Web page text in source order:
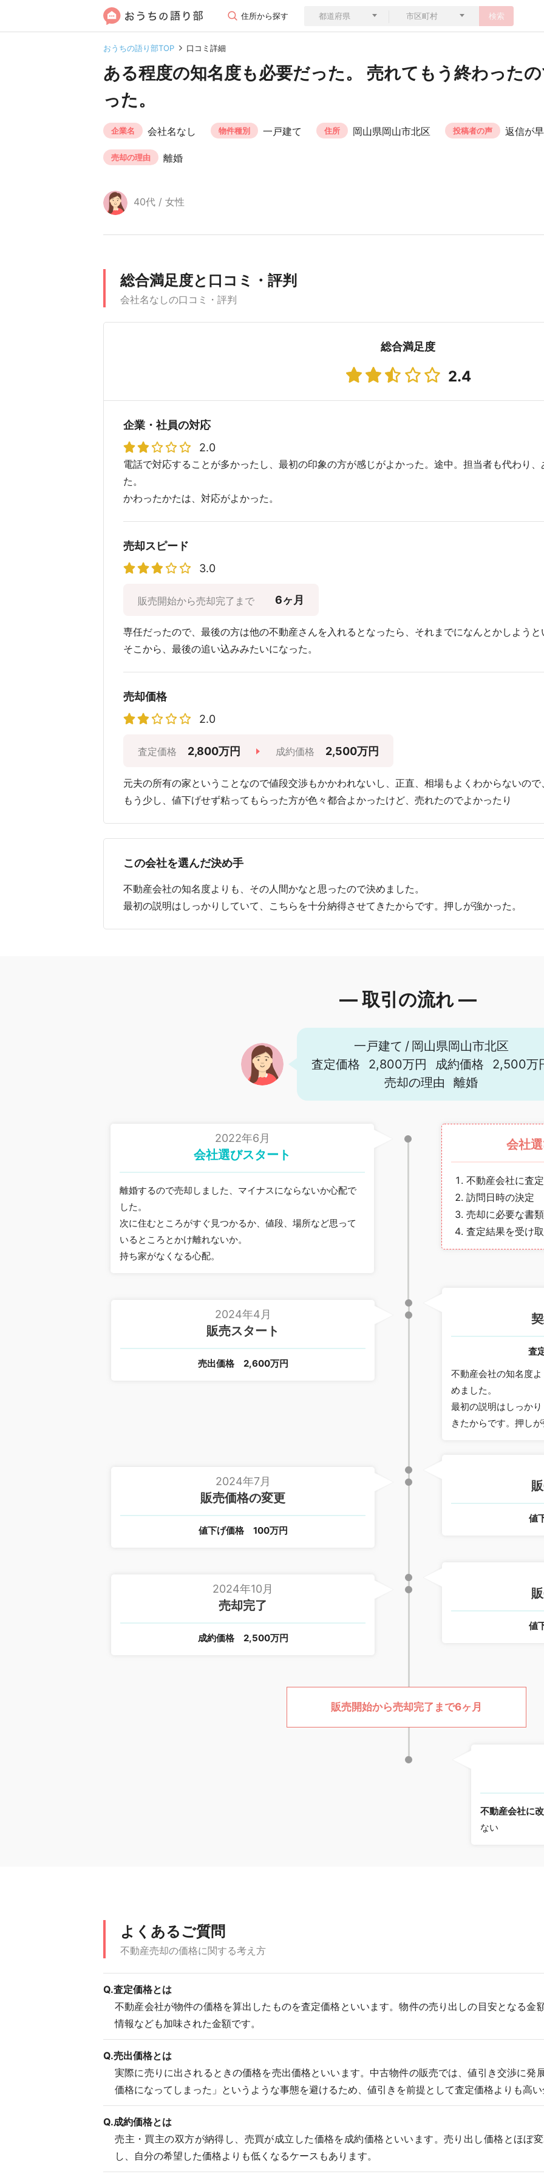
住所から探す 検索
おうちの語り部TOP 口コミ詳細
ある程度の知名度も必要だった。 売れてもう終わった
った。
企業名 会社名なし 物件種別 一戸建て 住所 岡山県岡山市北区 投稿者の声 返信が
売却の理由 離婚
40代 / 女性
総合満足度と口コミ・評判
会社名なしの口コミ・評判
総合満足度
2.4
企業・社員の対応
2.0
電話で対応することが多かったし、最初の印象の方が感じがよかった。途中。担当者も代わり
た。
かわったかたは、対応がよかった。
売却スピード
3.0
販売開始から売却完了まで 6ヶ月
専任だったので、最後の方は他の不動産さんを入れるとなったら、それまでになんとかしよう
そこから、最後の追い込みみたいになった。
売却価格
2.0
査定価格 2,800万円 成約価格 2,500万円
元夫の所有の家ということなので値段交渉もかかわれないし、正直、相場もよくわからないの
もう少し、値下げせず粘ってもらった方が色々都合よかったけど、売れたのでよかったり
この会社を選んだ決め手
不動産会社の知名度よりも、その人間かなと思ったので決めました。
最初の説明はしっかりしていて、こちらを十分納得させてきたからです。押しが強かった。
― 取引の流れ ―
一戸建て / 岡山県岡山市北区
査定価格
2,800万円 成約価格
2,500万
売却の理由
離婚
2022年6月
会社選びスタート
離婚するので売却しました、マイナスにならないか心配で
した。
次に住むところがすぐ見つかるか、値段、場所など思って
いるところとかけ離れないか。
持ち家がなくなる心配。
会社
不動産会社に査
訪問日時の決定
売却に必要な書
査定結果を受け
査
不動産会社の知名度
めました。
最初の説明はしっか
きたからです。押し
2024年4月
販売スタート
売出価格 2,600万円
値
2024年7月
販売価格の変更
値下げ価格 100万円
値
2024年10月
売却完了
成約価格 2,500万円
販売開始から売却完了まで6ヶ月
不動産会社に
ない
よくあるご質問
不動産売却の価格に関する考え方
Q.査定価格とは
不動産会社が物件の価格を算出したものを査定価格といいます。物件の売り出しの目安となる金
情報なども加味された金額です。
Q.売出価格とは
実際に売りに出されるときの価格を売出価格といいます。中古物件の販売では、値引き交渉に発
価格になってしまった」というような事態を避けるため、値引きを前提として査定価格よりも高
Q.成約価格とは
売主・買主の双方が納得し、売買が成立した価格を成約価格といいます。売り出し価格とほぼ
し、自分の希望した価格よりも低くなるケースもあります。